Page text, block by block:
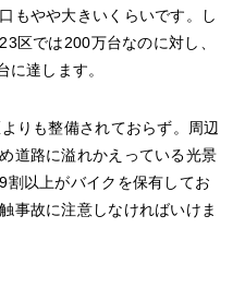
もやや大きいくらいです。し
区では200万台なのに対し、
達します。
りも整備されておらず。周辺
道路に溢れかえっている光景
以上がバイクを保有してお
事故に注意しなければいけま